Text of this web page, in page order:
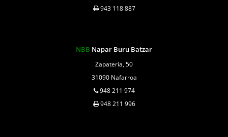
943 118 887
NBB Napar Buru Batzar
Zapatería, 50
31090 Nafarroa
948 211 974
948 211 996